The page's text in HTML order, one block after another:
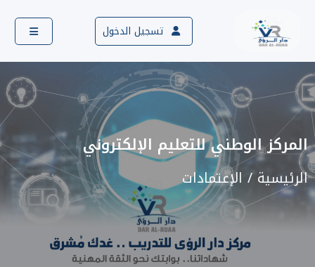
تسجيل الدخول
المركز الوطني للتعليم الإلكتروني
الرئيسية الإعتمادات